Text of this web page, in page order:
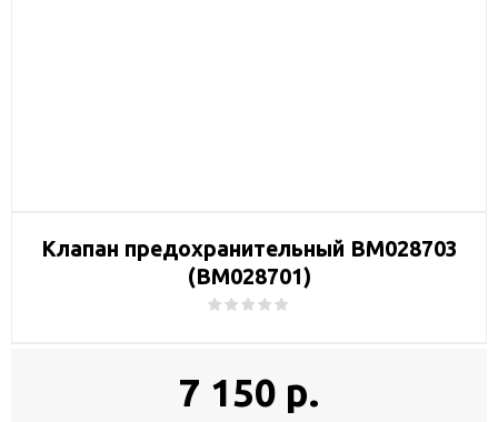
Клапан предохранительный BM028703
(BM028701)
7 150 р.